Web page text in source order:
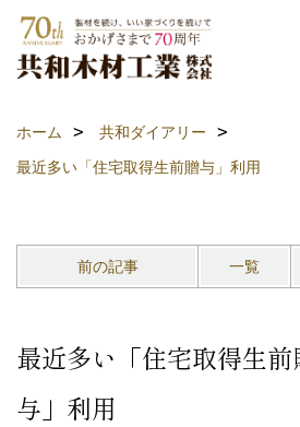
ホーム
共和ダイアリー
最近多い「住宅取得生前贈与」利用
前の記事 一覧
最近多い「住宅取得生前
与」利用